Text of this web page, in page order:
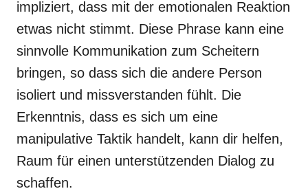
impliziert, dass mit der emotionalen Reaktion
etwas nicht stimmt. Diese Phrase kann eine
sinnvolle Kommunikation zum Scheitern
bringen, so dass sich die andere Person
isoliert und missverstanden fühlt. Die
Erkenntnis, dass es sich um eine
manipulative Taktik handelt, kann dir helfen,
Raum für einen unterstützenden Dialog zu
schaffen.